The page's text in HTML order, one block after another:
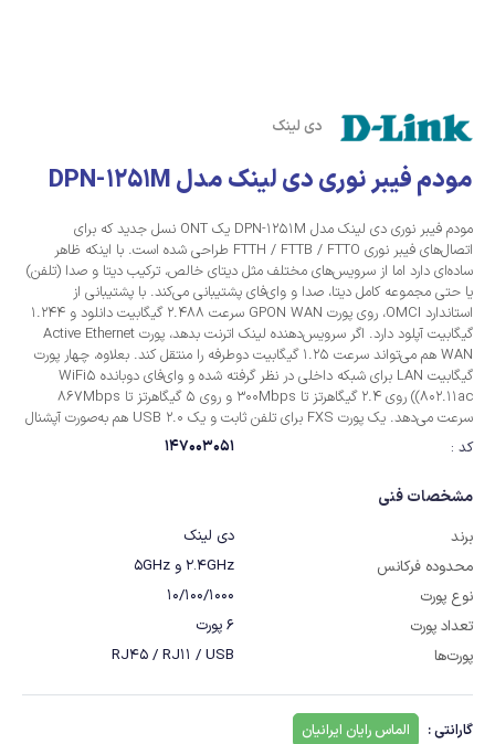
دی لینک
مودم فیبر نوری دی لینک مدل DPN-1251M
مودم فیبر نوری دی لینک مدل DPN-1251M یک ONT نسل جدید که برای
اتصال‌های فیبر نوری FTTH / FTTB / FTTO طراحی شده است. با اینکه ظاهر
ساده‌ای دارد اما از سرویس‌های مختلف مثل دیتای خالص، ترکیب دیتا و صدا (تلفن)
یا حتی مجموعه کامل دیتا، صدا و وای‌فای پشتیبانی می‌کند. با پشتیبانی از
استاندارد OMCI، روی پورت GPON WAN سرعت 2.488 گیگابیت دانلود و 1.244
گیگابیت آپلود دارد. اگر سرویس‌دهنده لینک اترنت بدهد، پورت Active Ethernet
WAN هم می‌تواند سرعت 1.25 گیگابیت دوطرفه را منتقل کند. بعلاوه، چهار پورت
گیگابیت LAN برای شبکه داخلی در نظر گرفته شده و وای‌فای دوبانده WiFi5
(802.11ac) روی 2.4 گیگاهرتز تا 300Mbps و روی 5 گیگاهرتز تا 867Mbps
سرعت می‌دهد. یک پورت FXS برای تلفن ثابت و یک USB 2.0 هم به‌صورت آپشنال
دارد.
کد : 147003051
مشخصات فنی
برند
دی لینک
محدوده فرکانس
2.4GHz و 5GHz
نوع پورت
10/100/1000
تعداد پورت
6 پورت
پورت‌ها
RJ45 / RJ11 / USB
گارانتی : الماس رایان ایرانیان